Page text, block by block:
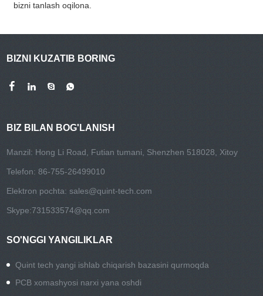
bizni tanlash oqilona.
BIZNI KUZATIB BORING
BIZ BILAN BOG'LANISH
Manzil: Hong Li Road, Futian tumani, Shenzhen 518028, Xitoy
Telefon: 86-755-26499010
Elektron pochta:sales@quint-tech.com
Skype:731533574@qq.com
SO'NGGI YANGILIKLAR
Quint tech yangi ishlab chiqarish bazasini qurmoqda
PCB xomashyosi narxi yana oshdi